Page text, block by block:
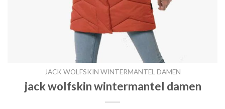
JACK WOLFSKIN WINTERMANTEL DAMEN
jack wolfskin wintermantel damen